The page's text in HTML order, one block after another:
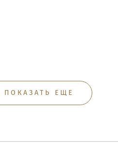
ПОКАЗАТЬ ЕЩЕ